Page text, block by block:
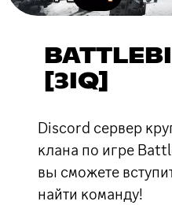
[3IQ]
Discord сервер
клана по игре
вы сможете
найти команду!